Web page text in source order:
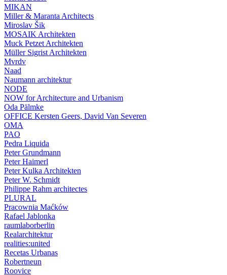
MIKAN
Miller & Maranta Architects
Miroslav Šik
MOSAIK Architekten
Muck Petzet Architekten
Müller Sigrist Architekten
Mvrdv
Naad
Naumann architektur
NODE
NOW for Architecture and Urbanism
Oda Pälmke
OFFICE Kersten Geers, David Van Severen
OMA
PAO
Pedra Liquida
Peter Grundmann
Peter Haimerl
Peter Kulka Architekten
Peter W. Schmidt
Philippe Rahm architectes
PLURAL
Pracownia Maćków
Rafael Jablonka
raumlaborberlin
Realarchitektur
realities:united
Recetas Urbanas
Robertneun
Roovice